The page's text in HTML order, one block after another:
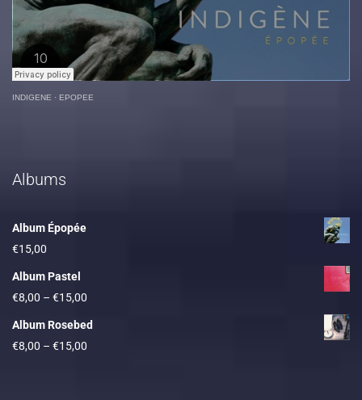
INDIGENE · EPOPEE
Albums
Album Épopée
€15,00
Album Pastel
€8,00 – €15,00
Album Rosebed
€8,00 – €15,00